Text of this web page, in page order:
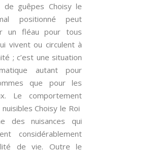
de guêpes Choisy le
positionné peut
un fléau pour tous
vivent ou circulent à
; c’est une situation
autant pour
que pour les
Le comportement
Choisy le Roi
des nuisances qui
considérablement
de vie. Outre le